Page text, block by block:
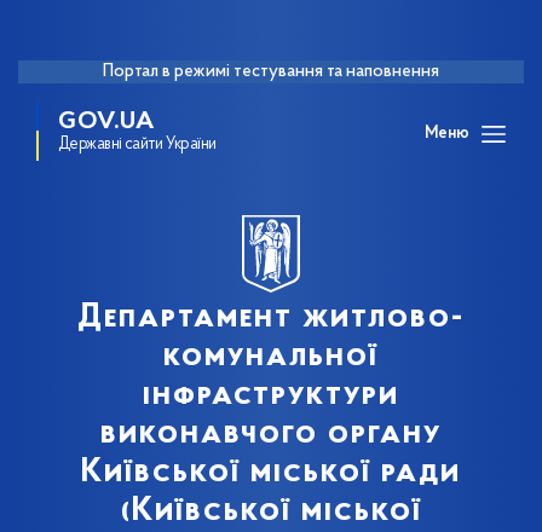
Портал в режимі тестування та наповнення
GOV.UA
Державні сайти України
Меню
Департамент житлово-
комунальної
інфраструктури
виконавчого органу
Київської міської ради
(Київської міської